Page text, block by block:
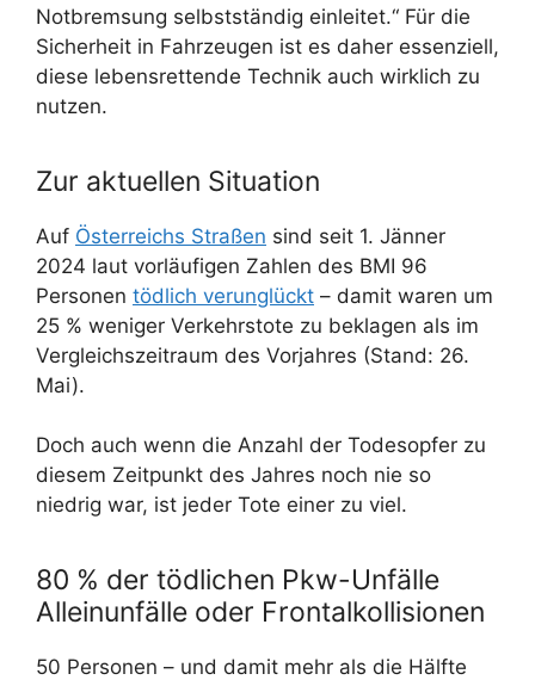
Notbremsung selbstständig einleitet.“ Für die
Sicherheit in Fahrzeugen ist es daher essenziell,
diese lebensrettende Technik auch wirklich zu
nutzen.
Zur aktuellen Situation
Auf Österreichs Straßen sind seit 1. Jänner
2024 laut vorläufigen Zahlen des BMI 96
Personen tödlich verunglückt – damit waren um
25 % weniger Verkehrstote zu beklagen als im
Vergleichszeitraum des Vorjahres (Stand: 26.
Mai).
Doch auch wenn die Anzahl der Todesopfer zu
diesem Zeitpunkt des Jahres noch nie so
niedrig war, ist jeder Tote einer zu viel.
80 % der tödlichen Pkw-Unfälle
Alleinunfälle oder Frontalkollisionen
50 Personen – und damit mehr als die Hälfte